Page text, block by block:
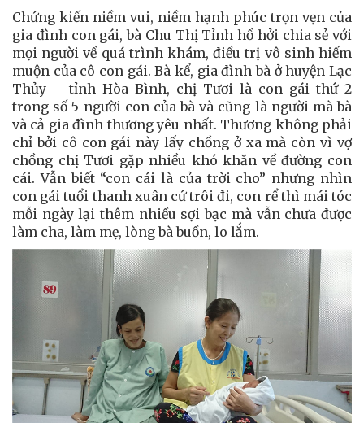
Chứng kiến niềm vui, niềm hạnh phúc trọn vẹn của
gia đình con gái, bà Chu Thị Tỉnh hồ hởi chia sẻ với
mọi người về quá trình khám, điều trị vô sinh hiếm
muộn của cô con gái. Bà kể, gia đình bà ở huyện Lạc
Thủy – tỉnh Hòa Bình, chị Tươi là con gái thứ 2
trong số 5 người con của bà và cũng là người mà bà
và cả gia đình thương yêu nhất. Thương không phải
chỉ bởi cô con gái này lấy chồng ở xa mà còn vì vợ
chồng chị Tươi gặp nhiều khó khăn về đường con
cái. Vẫn biết “con cái là của trời cho” nhưng nhìn
con gái tuổi thanh xuân cứ trôi đi, con rể thì mái tóc
mỗi ngày lại thêm nhiều sợi bạc mà vẫn chưa được
làm cha, làm mẹ, lòng bà buồn, lo lắm.